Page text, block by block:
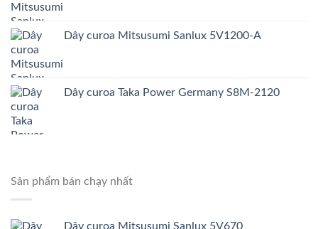
Dây curoa Mitsusumi Sanlux 5V1200-A
Dây curoa Taka Power Germany S8M-2120
Sản phẩm bán chạy nhất
Dây curoa Mitsusumi Sanlux 5V670